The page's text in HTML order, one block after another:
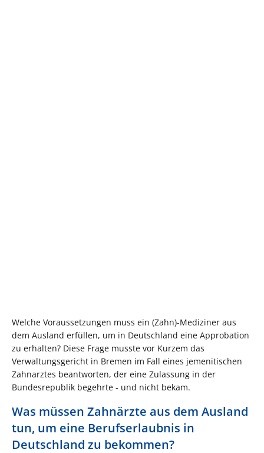
Welche Voraussetzungen muss ein (Zahn)-Mediziner aus
dem Ausland erfüllen, um in Deutschland eine Approbation
zu erhalten? Diese Frage musste vor Kurzem das
Verwaltungsgericht in Bremen im Fall eines jemenitischen
Zahnarztes beantworten, der eine Zulassung in der
Bundesrepublik begehrte - und nicht bekam.
Was müssen Zahnärzte aus dem Ausland
tun, um eine Berufserlaubnis in
Deutschland zu bekommen?